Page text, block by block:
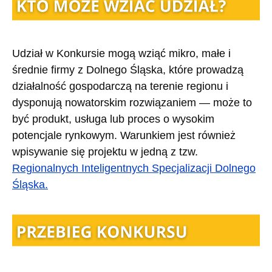
Udział w Konkursie mogą wziąć mikro, małe i
średnie firmy z Dolnego Śląska, które prowadzą
działalność gospodarczą na terenie regionu i
dysponują nowatorskim rozwiązaniem — może to
być produkt, usługa lub proces o wysokim
potencjale rynkowym. Warunkiem jest również
wpisywanie się projektu w jedną z tzw.
Regionalnych Inteligentnych Specjalizacji Dolnego
Śląska.